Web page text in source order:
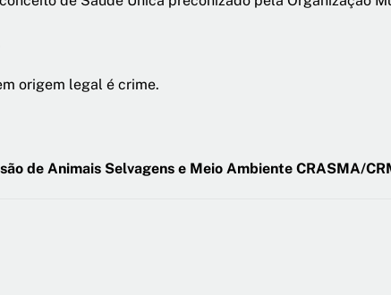
origem legal é crime.
de Animais Selvagens e Meio Ambiente CRASMA/